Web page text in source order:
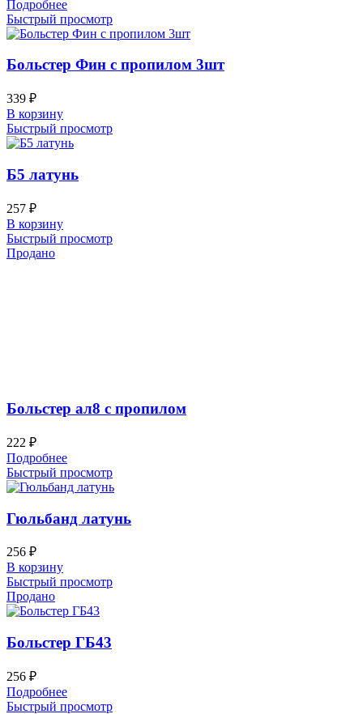
Подробнее
Быстрый просмотр
Больстер Фин с пропилом 3шт
339 ₽
В корзину
Быстрый просмотр
Б5 латунь
257 ₽
В корзину
Быстрый просмотр
Продано
Больстер ал8 с пропилом
222 ₽
Подробнее
Быстрый просмотр
Гюльбанд латунь
256 ₽
В корзину
Быстрый просмотр
Продано
Больстер ГБ43
256 ₽
Подробнее
Быстрый просмотр